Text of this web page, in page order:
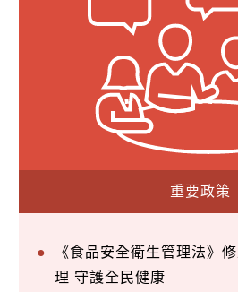
重要政策
《食品安全衛生管理法》
理 守護全民健康